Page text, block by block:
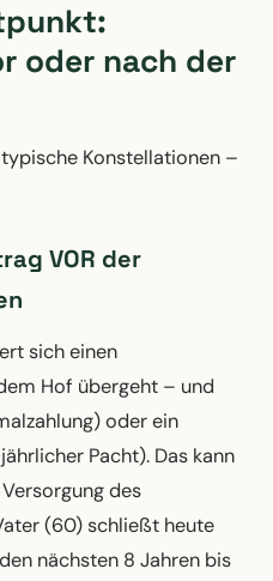
oder nach der
Konstellationen –
VOR der
sich einen
Hof übergeht – und
oder ein
Pacht). Das kann
des
(60) schließt heute
nächsten 8 Jahren bis